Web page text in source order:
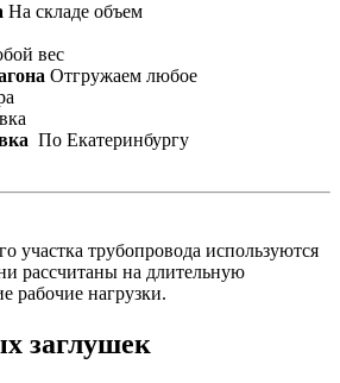
На складе объем
Отгружаем любое
По Екатеринбургу
участка трубопровода используются
рассчитаны на длительную
рабочие нагрузки.
заглушек